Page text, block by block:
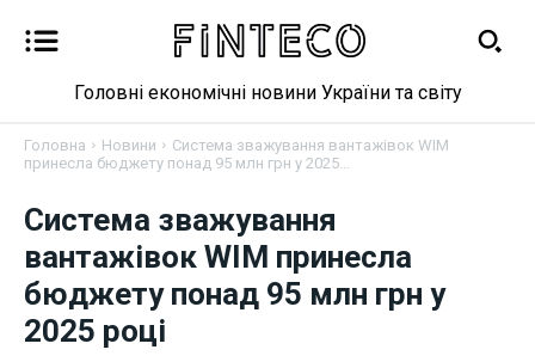
Новини
Фінанси
Головні економічні новини України та світу
Головна Новини
Система зважування вантажівок WIM
принесла бюджету понад 95 млн грн у 2025...
Система зважування
вантажівок WIM принесла
бюджету понад 95 млн грн у
2025 році